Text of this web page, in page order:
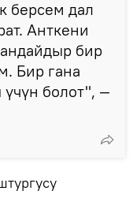
берсем дал
Анткени
бир
Бир гана
болот", —